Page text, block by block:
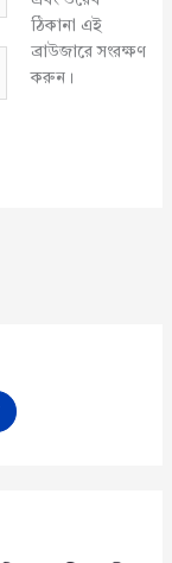
ঠিকানা এই
ব্রাউজারে সংরক্ষণ
করুন।